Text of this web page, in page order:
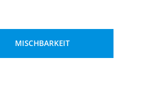
MISCHBARKEIT